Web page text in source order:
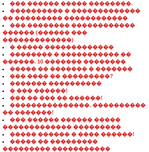
��� ������ ����� ��������.
���������� � �������������
�� ��������� ������������
��� �������� ������������
������ (������ ���
�������������)
� ����� �������������
�������� � ����������� ��
������. 10 ������� ��������
����� �� ������� � �������
��� ���� �� ���������?
������� ����������
� ��� ������!
��� �� ��� �� ������!
���������������. ����������
�� �������!
��� ������ ������ �����
������������� ���������
����� ������ � ���� ������!
����� �� ���������
��������� �����������